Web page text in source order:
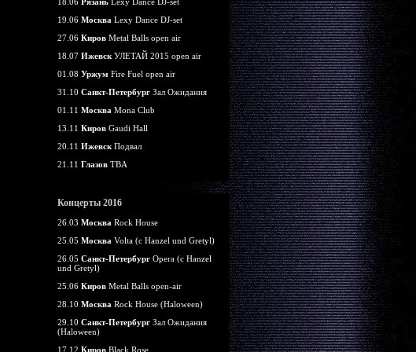
19.06 Москва Lexy Dance DJ-set
27.06 Киров Metal Balls open air
18.07 Ижевск УЛЕТАЙ 2015 open air
01.08 Уржум Fire Fuel open air
31.10 Санкт-Петербург Зал Ожидания
01.11 Москва Mona Club
13.11 Киров Gaudi Hall
20.11 Ижевск Подвал
21.11 Глазов TBA
Концерты 2016
26.03 Москва Rock House
25.05 Москва Volta (c Hanzel und Gretyl)
26.05 Санкт-Петербург Opera (c Hanzel
und Gretyl)
25.06 Киров Metal Balls open-air
28.10 Москва Rock House (Haloween)
29.10 Санкт-Петербург Зал Ожидания
(Haloween)
17.12 Киров Black Rose